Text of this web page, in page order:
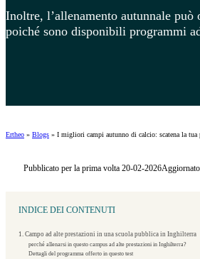
Inoltre, l’allenamento autunnale
poiché sono disponibili programmi
Ertheo » Blogs » I migliori campi autunno di calcio: scatena la tua
Pubblicato per la prima volta 20-02-2026
INDICE DEI CONTENUTI
1. Campo ad alte prestazioni in una scuola pubblica in Inghilterra
perché allenarsi in questo campus ad alte prestazioni in Inghilterra?
Dettagli del programma offerto in questo test